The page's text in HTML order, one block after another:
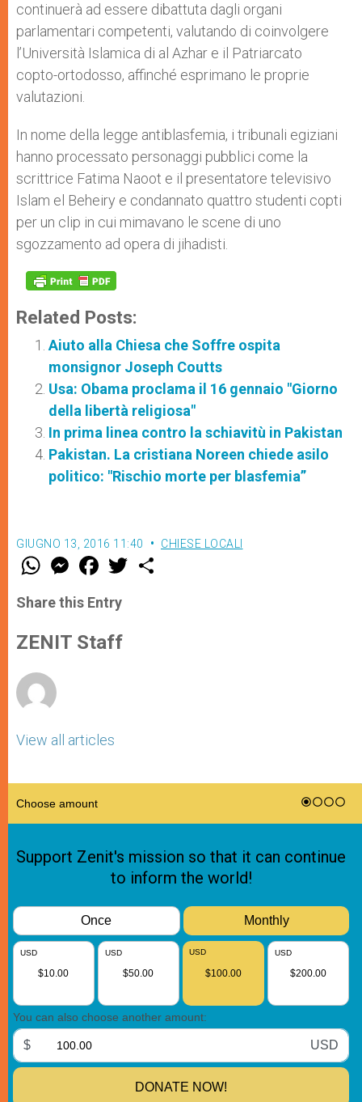
continuerà ad essere dibattuta dagli organi
parlamentari competenti, valutando di coinvolgere
l’Università Islamica di al Azhar e il Patriarcato
copto-ortodosso, affinché esprimano le proprie
valutazioni.
In nome della legge antiblasfemia, i tribunali egiziani
hanno processato personaggi pubblici come la
scrittrice Fatima Naoot e il presentatore televisivo
Islam el Beheiry e condannato quattro studenti copti
per un clip in cui mimavano le scene di uno
sgozzamento ad opera di jihadisti.
Related Posts:
Aiuto alla Chiesa che Soffre ospita
monsignor Joseph Coutts
Usa: Obama proclama il 16 gennaio "Giorno
della libertà religiosa"
In prima linea contro la schiavitù in Pakistan
Pakistan. La cristiana Noreen chiede asilo
politico: "Rischio morte per blasfemia”
GIUGNO 13, 2016 11:40 CHIESE LOCALI
W
t
s
p
p
M
e
s
e
g
e
F
a
e
b
o
k
w
Share this Entry
ZENIT Staff
View all articles